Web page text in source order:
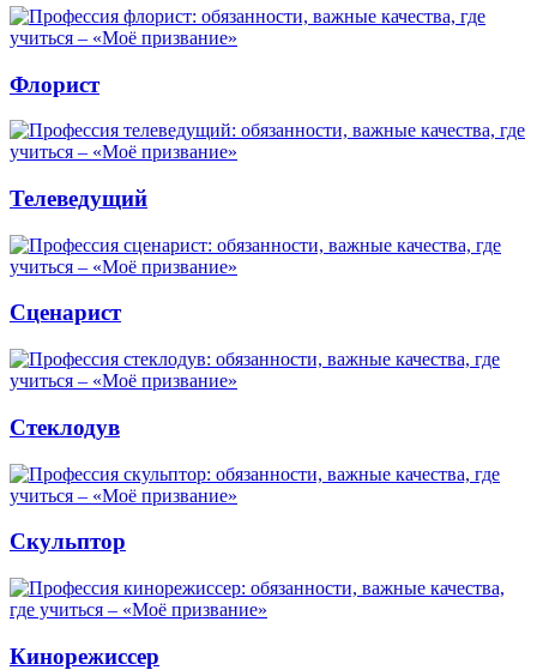
Флорист
Телеведущий
Сценарист
Стеклодув
Скульптор
Кинорежиссер